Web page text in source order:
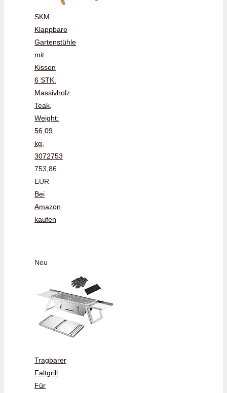
SKM
Klappbare
Gartenstühle
mit
Kissen
6 STK.
Massivholz
Teak,
Weight:
56.09
kg,
3072753
753,86
EUR
Bei
Amazon
kaufen
Neu
Tragbarer
Faltgrill
Für